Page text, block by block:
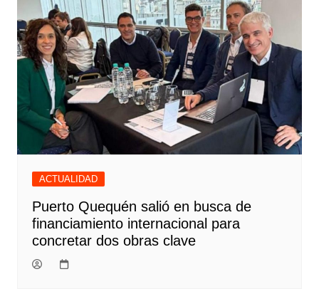
ACTUALIDAD
Puerto Quequén salió en busca de
financiamiento internacional para
concretar dos obras clave